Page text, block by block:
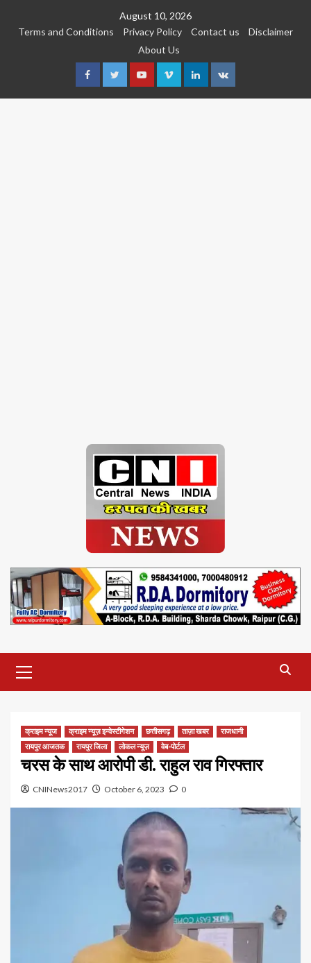
August 10, 2026
Terms and Conditions
Privacy Policy Contact us
Disclaimer
About Us
FacebookTwitterYoutubeVimeoLinkedin
VK
Menu
क्राइम न्यूज क्राइम न्यूज़ इन्वेस्टीगेशन छत्तीसगढ़ ताज़ा खबर
राजधानी
रायपुर आजतक
रायपुर जिला लोकल न्यूज़ वेब-पोर्टल
चरस के साथ आरोपी डी. राहुल राव गिरफ्तार
CNINews2017 October 6, 2023 0